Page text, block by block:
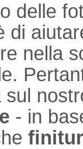
delle
di
nella
sul
- in